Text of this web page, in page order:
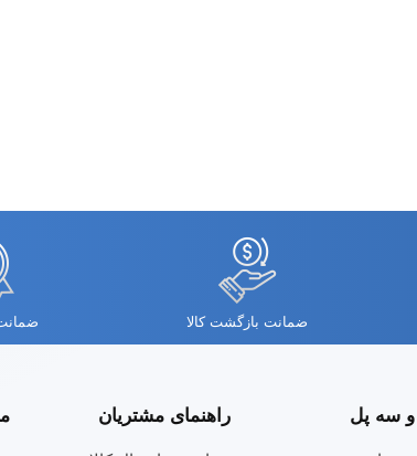
ضمانت بازگشت کالا
سه پل راهنمای مشتریان